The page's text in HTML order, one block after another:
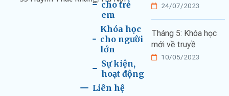
cho trẻ
em
Khóa học
cho người
lớn
Sự kiện,
hoạt động
Liên hệ
24/07/2023
Tháng 5: Khóa học
mới về truyề
10/05/2023